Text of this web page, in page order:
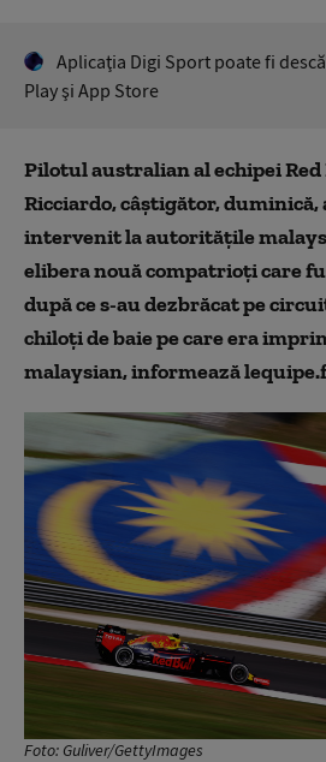
Aplicaţia Digi Sport poate fi
Play şi App Store
Pilotul australian al echipei
Ricciardo, câştigător, duminică,
intervenit la autorităţile
elibera nouă compatrioţi care
după ce s-au dezbrăcat pe
chiloţi de baie pe care era
malaysian, informează
Foto: Guliver/GettyImages